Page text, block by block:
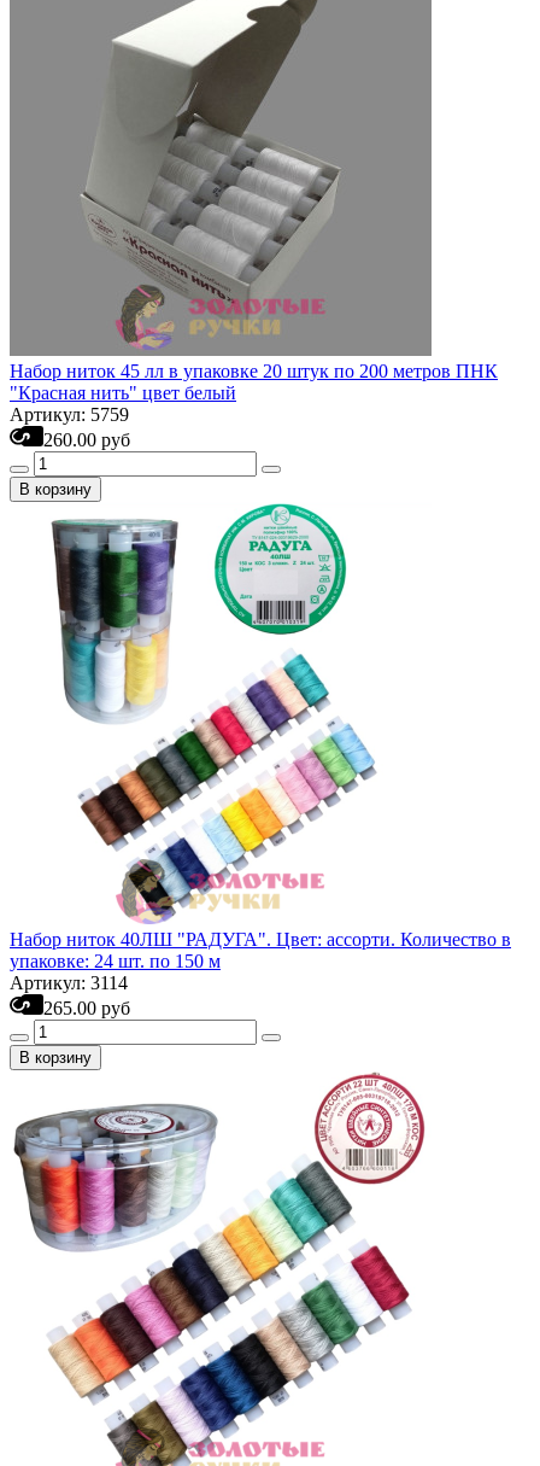
Набор ниток 45 лл в упаковке 20 штук по 200 метров ПНК
"Красная нить" цвет белый
Артикул: 5759
260.00 руб
В корзину
Набор ниток 40ЛШ "РАДУГА". Цвет: ассорти. Количество в
упаковке: 24 шт. по 150 м
Артикул: 3114
265.00 руб
В корзину